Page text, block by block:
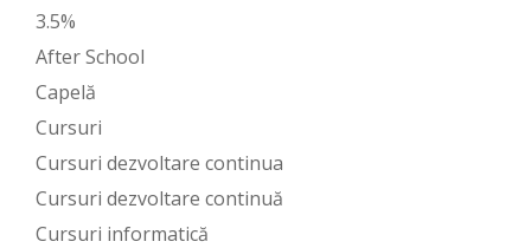
3.5%
After School
Capelă
Cursuri
Cursuri dezvoltare continua
Cursuri dezvoltare continuă
Cursuri informatică